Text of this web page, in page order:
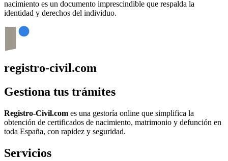
nacimiento es un documento imprescindible que respalda la
identidad y derechos del individuo.
registro-civil.com
Gestiona tus trámites
Registro-Civil.com es una gestoría online que simplifica la
obtención de certificados de nacimiento, matrimonio y defunción en
toda España, con rapidez y seguridad.
Servicios